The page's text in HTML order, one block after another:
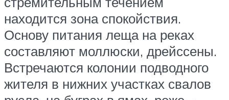
находится зона спокойствия.
Основу питания леща на реках
составляют моллюски, дрейссены.
Встречаются колонии подводного
жителя в нижних участках свалов